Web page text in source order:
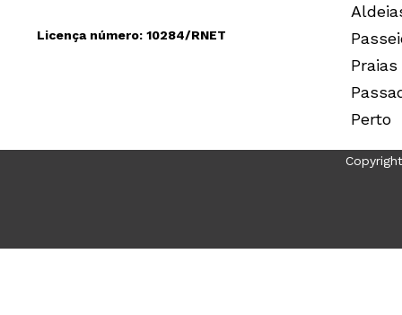
Licença número: 10284/RNET
Perto